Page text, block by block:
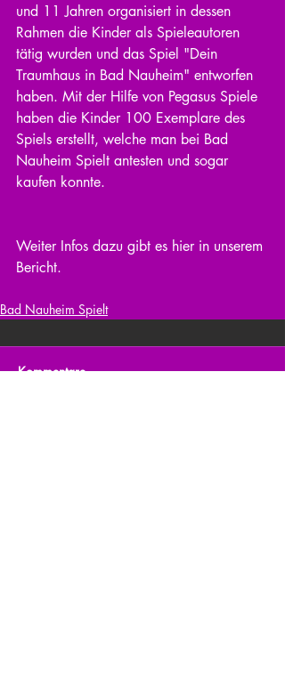
und 11 Jahren organisiert in dessen
Rahmen die Kinder als Spieleautoren
tätig wurden und das Spiel "Dein
Traumhaus in Bad Nauheim" entworfen
haben. Mit der Hilfe von Pegasus Spiele
haben die Kinder 100 Exemplare des
Spiels erstellt, welche man bei Bad
Nauheim Spielt antesten und sogar
kaufen konnte.
Weiter Infos dazu gibt es hier in unserem
Bericht.
Bad Nauheim Spielt
Kommentare